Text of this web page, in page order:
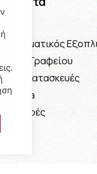
Γραφείου
Κατασκευές
Italia